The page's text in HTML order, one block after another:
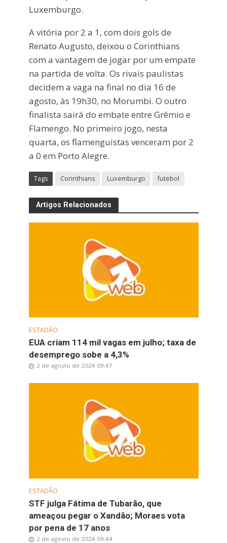
Luxemburgo.
A vitória por 2 a 1, com dois gols de
Renato Augusto, deixou o Corinthians
com a vantagem de jogar por um empate
na partida de volta. Os rivais paulistas
decidem a vaga na final no dia 16 de
agosto, às 19h30, no Morumbi. O outro
finalista sairá do embate entre Grêmio e
Flamengo. No primeiro jogo, nesta
quarta, os flamenguistas venceram por 2
a 0 em Porto Alegre.
Tags Corinthians Luxemburgo futebol
Artigos Relacionados
ESTADÃO
EUA criam 114 mil vagas em julho; taxa de
desemprego sobe a 4,3%
2 de agosto de 2024 09:47
ESTADÃO
STF julga Fátima de Tubarão, que
ameaçou pegar o Xandão; Moraes vota
por pena de 17 anos
2 de agosto de 2024 09:44